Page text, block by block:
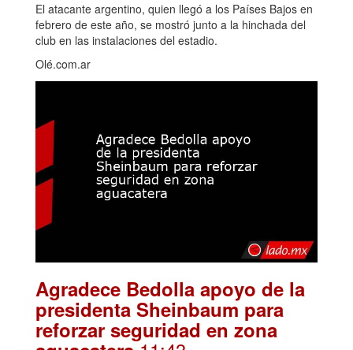
El atacante argentino, quien llegó a los Países Bajos en
febrero de este año, se mostró junto a la hinchada del
club en las instalaciones del estadio.
Olé.com.ar
Agradece Bedolla apoyo de la
presidenta Sheinbaum para
reforzar seguridad en zona